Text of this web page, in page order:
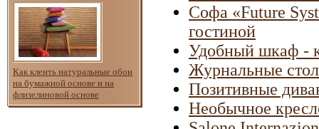
Как клеить натуральные обои
на бумажной основе и на
флизелиновой основе
Софа «Future
гостиной
Удобный шкаф -
Журнальные
Позитивные
Необычное